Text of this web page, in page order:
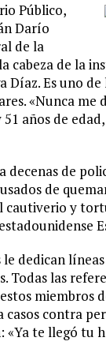
Público,
Darío
de la
cabeza de la
Díaz. Es uno
«Nunca
51 años de
decenas de
de
cautiverio y
dedican
las
miembros
casos contra
«Ya te llegó tu